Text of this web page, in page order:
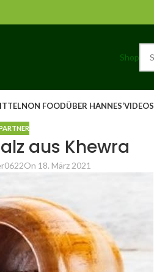
Shop
NON FOODÜBER HANNES‘VIDEOS
aus Khewra
On 18. März 2021